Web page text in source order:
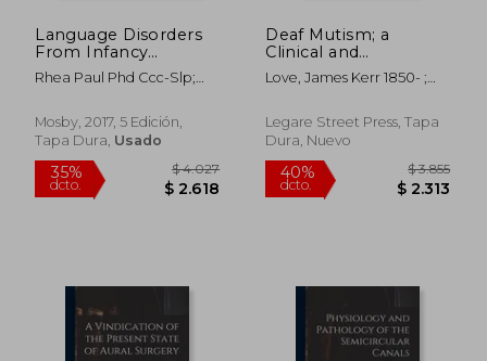
Language Disorders
From Infancy
Through
Adolescence:
Reading, Writing, and
Communicating (en
Rhea Paul Phd Ccc-Slp;
Carolyn Gosse
Mosby, 2017, 5 Edición,
Tapa Dura, Usado
Deaf Mutism; a
Clinical and
Pathological Study
(en Inglés)
Love, James Kerr 1850- ;
Legare Street Press, Tapa
Dura, Nuevo